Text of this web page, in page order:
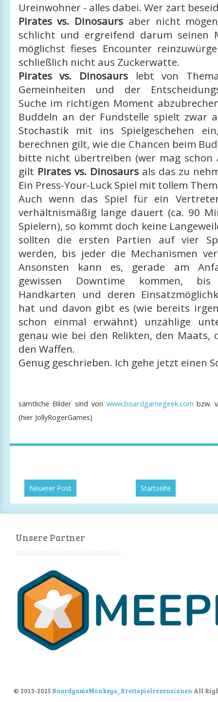
Ureinwohner - alles dabei. Wer zart
Pirates vs. Dinosaurs aber nicht
schlicht und ergreifend darum seinen
möglichst fieses Encounter
schließlich nicht aus Zuckerwatte.
Pirates vs. Dinosaurslebt von
Gemeinheiten und der
Suche im richtigen Moment
Buddeln an der Fundstelle spielt zwar
Stochastik mit ins Spielgeschehen
berechnen gilt, wie die Chancen beim
bitte nicht übertreiben (wer mag schon
gilt Pirates vs. Dinosaursals das zu
Ein Press-Your-Luck Spiel mit tollem
Auch wenn das Spiel für ein
verhältnismäßig lange dauert (ca. 90
Spielern), so kommt doch keine
sollten die ersten Partien auf vier
werden, bis jeder die Mechanismen
Ansonsten kann es, gerade am
gewissen Downtime kommen,
Handkarten und deren
hat und davon gibt es (wie bereits
schon einmal erwähnt) unzählige
genau wie bei den Relikten, den Maats,
den Waffen.
Genug geschrieben. Ich gehe jetzt einen
sämtliche Bilder sind von www.boardgamegeek.com bzw.
(hier JollyRogerGames)
Neuerer Post Startseite
Unsere Partner
© 2013-2025 BoardgameMonkeys_Brettspielrezensionen All